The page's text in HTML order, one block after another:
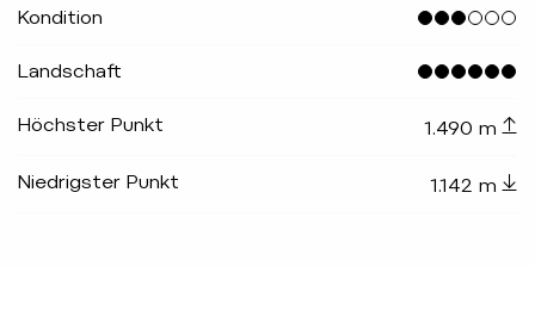
Kondition
Landschaft
Höchster Punkt 1.490 m
Niedrigster Punkt 1.142 m